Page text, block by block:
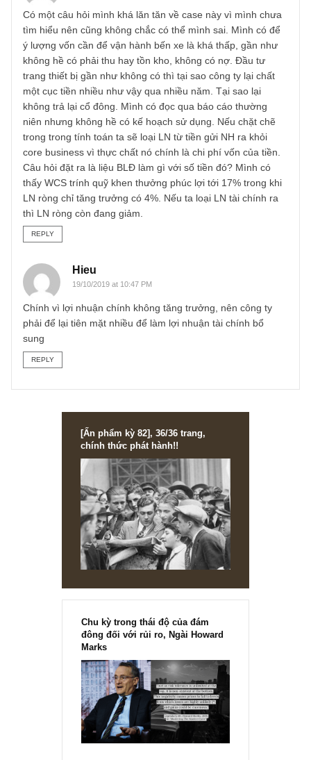
Chúng tôi chỉ giải thích rằng vì các lo ngại trên nên chúng
tôi chỉ xem qua case WCS trong quá khứ chỉ không phân
tích sâu hơn. Nếu trong thời gian tới có nhiều độc giả
tâm nhất thiết chúng tôi sẽ phân tích và định giá kĩ lại.
Cám ơn anh rất nhiều.
S.A.F.E team
REPLY
dương quý
23/04/2019 at 9:10 PM
Có một câu hỏi mình khá lăn tăn về case này vì mình
tìm hiểu nên cũng không chắc có thể mình sai. Mình có
ý lượng vốn cần để vận hành bến xe là khá thấp, gần như
trang thiết bị gần như không có thì tại sao công ty lại chất
một cục tiền nhiều như vậy qua nhiều năm. Tại sao lại
không trả lại cổ đông. Mình có đọc qua báo cáo thường
niên nhưng không hề có kế hoạch sử dụng. Nếu chặt chẽ
trong trong tính toán ta sẽ loại LN từ tiền gửi NH ra khỏi
core business vì thực chất nó chính là chi phí vốn của
LN ròng chỉ tăng trưởng có 4%. Nếu ta loại LN tài chính ra
thì LN ròng còn đang giảm.
Hieu
19/10/2019 at 10:47 PM
Chính vì lợi nhuận chính không tăng trưởng, nên công ty
phải để lại tiên mặt nhiều để làm lợi nhuận tài chính bổ
[Ấn phẩm kỳ 82], 36/36 trang,
chính thức phát hành!!